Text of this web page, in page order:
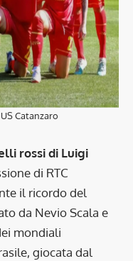
Catanzaro
rossi di Luigi
di RTC
il ricordo del
da Nevio Scala e
mondiali
giocata dal